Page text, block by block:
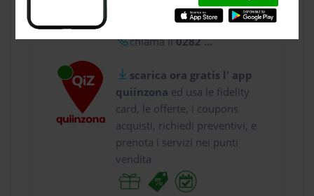
usa gratis quiinzona e :
Via Eugenio Cur...
chiama il0282 ...
scarica ora gratis l' app
quiinzona ed usa le fidelity
card, le offerte, i coupons
acquisti, richiedi preventivi, e
prenota i servizi nei punti
vendita